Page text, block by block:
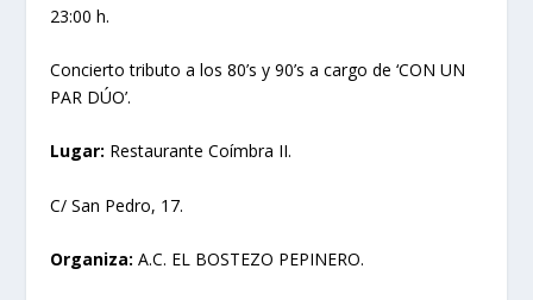
23:00 h.
Concierto tributo a los 80’s y 90’s a cargo de ‘CON UN
PAR DÚO’.
Lugar: Restaurante Coímbra II.
C/ San Pedro, 17.
Organiza: A.C. EL BOSTEZO PEPINERO.